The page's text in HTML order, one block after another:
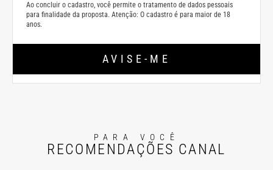
Ao concluir o cadastro, você permite o tratamento de dados pessoais
para finalidade da proposta. Atenção: O cadastro é para maior de 18
anos.
AVISE-ME
PARA VOCÊ
RECOMENDAÇÕES CANAL